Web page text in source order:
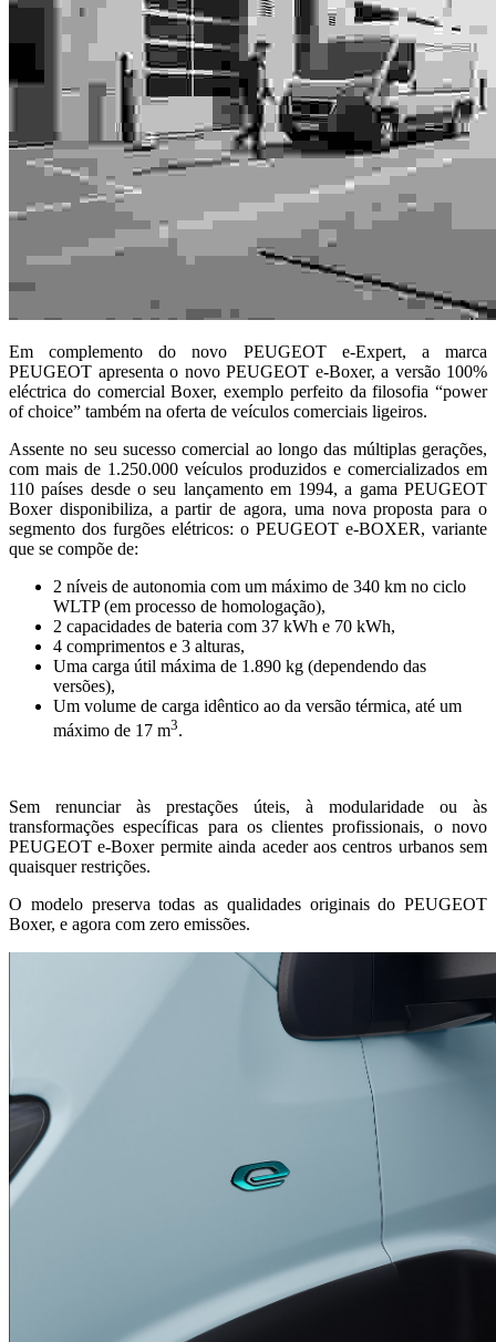
Em complemento do novo PEUGEOT e-Expert, a marca
PEUGEOT apresenta o novo PEUGEOT e-Boxer, a versão 100%
eléctrica do comercial Boxer, exemplo perfeito da filosofia “power
of choice” também na oferta de veículos comerciais ligeiros.
Assente no seu sucesso comercial ao longo das múltiplas gerações,
com mais de 1.250.000 veículos produzidos e comercializados em
110 países desde o seu lançamento em 1994, a gama PEUGEOT
Boxer disponibiliza, a partir de agora, uma nova proposta para o
segmento dos furgões elétricos: o PEUGEOT e-BOXER, variante
que se compõe de:
2 níveis de autonomia com um máximo de 340 km no ciclo
WLTP (em processo de homologação),
2 capacidades de bateria com 37 kWh e 70 kWh,
4 comprimentos e 3 alturas,
Uma carga útil máxima de 1.890 kg (dependendo das
versões),
Um volume de carga idêntico ao da versão térmica, até um
máximo de 17 m3.
Sem renunciar às prestações úteis, à modularidade ou às
transformações específicas para os clientes profissionais, o novo
PEUGEOT e-Boxer permite ainda aceder aos centros urbanos sem
quaisquer restrições.
O modelo preserva todas as qualidades originais do PEUGEOT
Boxer, e agora com zero emissões.